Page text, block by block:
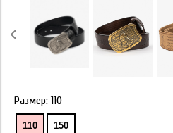
Размер: 110
110 150